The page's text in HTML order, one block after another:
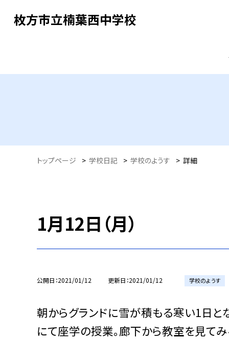
枚方市立楠葉西中学校
トップページ > 学校日記 > 学校のようす > 詳細
1月12日（月）
公開日 2021/01/12 更新日 2021/01/12 学校のようす
朝からグランドに雪が積もる寒い1日と
にて座学の授業。廊下から教室を見て